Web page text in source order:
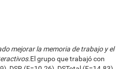
mejorar la memoria de trabajo y el
.El grupo que trabajó con